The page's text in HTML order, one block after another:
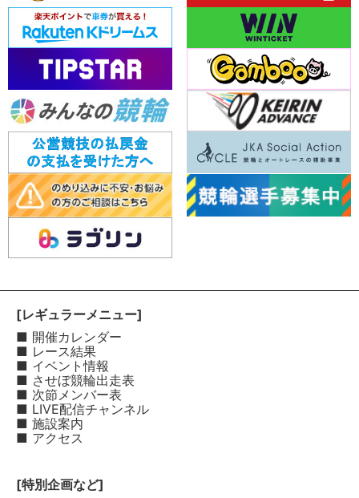
[レギュラーメニュー]
■ 開催カレンダー
■ レース結果
■ イベント情報
■ させぼ競輪出走表
■ 次節メンバー表
■ LIVE配信チャンネル
■ 施設案内
■ アクセス
[特別企画など]